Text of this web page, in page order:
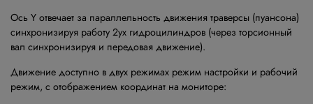
Ось Y отвечает за параллельность движения траверсы (пуансона)
синхронизируя работу 2ух гидроцилиндров (через торсионный
вал синхронизируя и передовая движение).
Движение доступно в двух режимах режим настройки и рабочий
режим, с отображением координат на мониторе: